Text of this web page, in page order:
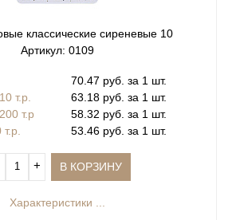
свечи тортовые классические сиреневые 10
Артикул: 0109
70.47 руб. за 1 шт.
т.р.
63.18 руб. за 1 шт.
т.р
58.32 руб. за 1 шт.
53.46 руб. за 1 шт.
+ В КОРЗИНУ
Характеристики ...